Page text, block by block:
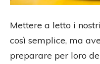
Mettere a letto i
così semplice, ma
preparare per loro